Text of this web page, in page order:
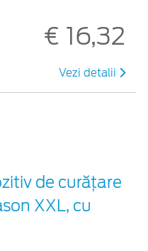
€ 16,32
Vezi detalii
de curățare
XXL, cu